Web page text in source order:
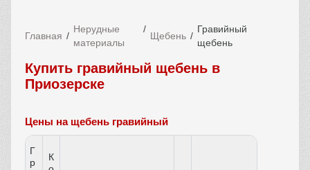
Главная
Нерудные
материалы
Щебень
Гравийный
щебень
Купить гравийный щебень в
Приозерске
Цены на щебень гравийный
Г
р
К